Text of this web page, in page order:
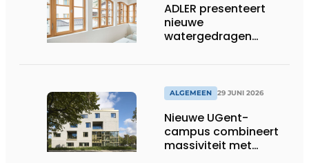
ADLER presenteert
nieuwe
watergedragen
ALGEMEEN 29 JUNI 2026
Nieuwe UGent-
campus combineert
massiviteit met